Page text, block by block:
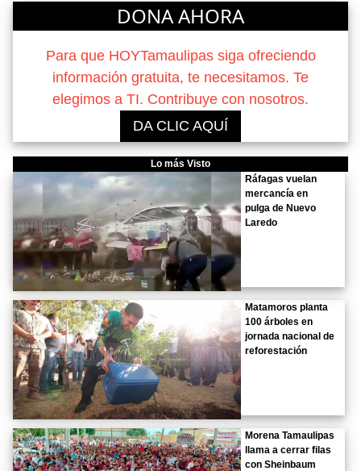
DONA AHORA
Para que HOYTamaulipas siga ofreciendo
información gratuita, te necesitamos. Te
elegimos a TI. Contribuye con nosotros.
DA CLIC AQUÍ
Lo más Visto
Ráfagas vuelan
mercancía en
pulga de Nuevo
Laredo
Matamoros planta
100 árboles en
jornada nacional de
reforestación
Morena Tamaulipas
llama a cerrar filas
con Sheinbaum